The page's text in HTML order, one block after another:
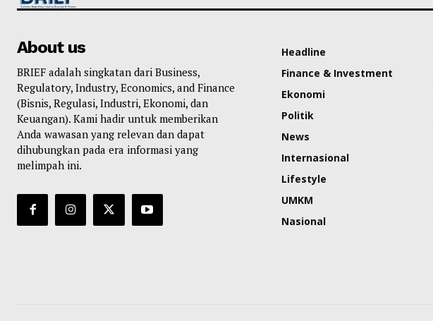
About us
BRIEF adalah singkatan dari Business,
Regulatory, Industry, Economics, and Finance
(Bisnis, Regulasi, Industri, Ekonomi, dan
Keuangan). Kami hadir untuk memberikan
Anda wawasan yang relevan dan dapat
dihubungkan pada era informasi yang
melimpah ini.
Headline
Finance & Investment
Ekonomi
Politik
News
Internasional
Lifestyle
UMKM
Nasional